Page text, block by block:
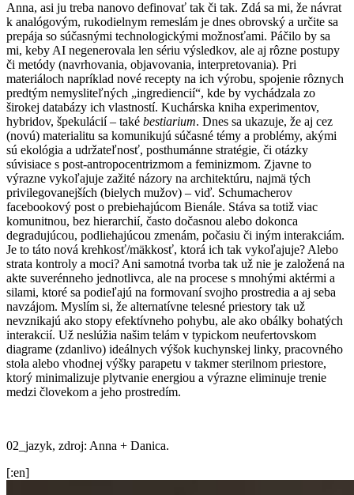
Anna, asi ju treba nanovo definovať tak či tak. Zdá sa mi, že návrat
k analógovým, rukodielnym remeslám je dnes obrovský a určite sa
prepája so súčasnými technologickými možnosťami. Páčilo by sa
mi, keby AI negenerovala len sériu výsledkov, ale aj rôzne postupy
či metódy (navrhovania, objavovania, interpretovania). Pri
materiáloch napríklad nové recepty na ich výrobu, spojenie rôznych
predtým nemysliteľných „ingrediencií“, kde by vychádzala zo
širokej databázy ich vlastností. Kuchárska kniha experimentov,
hybridov, špekulácií – také bestiarium. Dnes sa ukazuje, že aj cez
(novú) materialitu sa komunikujú súčasné témy a problémy, akými
sú ekológia a udržateľnosť, posthumánne stratégie, či otázky
súvisiace s post-antropocentrizmom a feminizmom. Zjavne to
výrazne vykoľajuje zažité názory na architektúru, najmä tých
privilegovanejších (bielych mužov) – viď. Schumacherov
facebookový post o prebiehajúcom Bienále. Stáva sa totiž viac
komunitnou, bez hierarchií, často dočasnou alebo dokonca
degradujúcou, podliehajúcou zmenám, počasiu či iným interakciám.
Je to táto nová krehkosť/mäkkosť, ktorá ich tak vykoľajuje? Alebo
strata kontroly a moci? Ani samotná tvorba tak už nie je založená na
akte suverénneho jednotlivca, ale na procese s mnohými aktérmi a
silami, ktoré sa podieľajú na formovaní svojho prostredia a aj seba
navzájom. Myslím si, že alternatívne telesné priestory tak už
nevznikajú ako stopy efektívneho pohybu, ale ako obálky bohatých
interakcií. Už neslúžia našim telám v typickom neufertovskom
diagrame (zdanlivo) ideálnych výšok kuchynskej linky, pracovného
stola alebo vhodnej výšky parapetu v takmer sterilnom priestore,
ktorý minimalizuje plytvanie energiou a výrazne eliminuje trenie
medzi človekom a jeho prostredím.
02_jazyk, zdroj: Anna + Danica.
[:en]